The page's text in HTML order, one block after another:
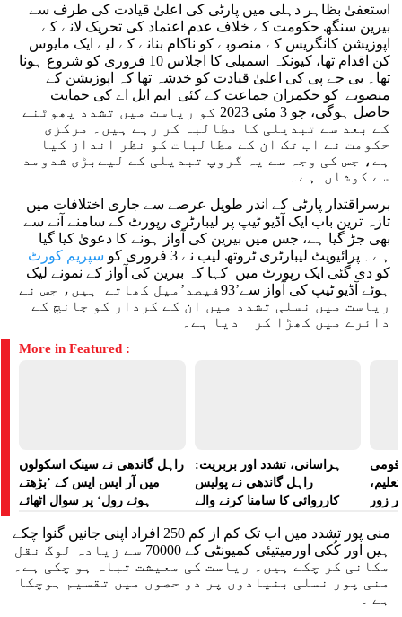
استعفیٰ بظاہر دہلی میں پارٹی کی اعلیٰ قیادت کی طرف سے
بیرین سنگھ حکومت کے خلاف عدم اعتماد کی تحریک لانے کے
اپوزیشن کانگریس کے منصوبے کو ناکام بنانے کے لیے ایک مایوس
کن اقدام تھا، کیونکہ اسمبلی کا اجلاس 10 فروری کو شروع ہونا
تھا۔ بی جے پی کی اعلیٰ قیادت کو خدشہ تھا کہ اپوزیشن کے
منصوبے کو حکمران جماعت کے کئی ایم ایل اے کی حمایت
حاصل ہوگی، جو 3 مئی 2023 کو ریاست میں تشدد پھوٹنے
کے بعد سے تبدیلی کا مطالبہ کر رہے ہیں۔ مرکزی
حکومت نے اب تک ان کے مطالبات کو نظر انداز کیا
ہے، جس کی وجہ سے یہ گروپ تبدیلی کے لیےبڑی شدومد
سے کوشاں ہے۔
برسراقتدار پارٹی کے اندر طویل عرصے سے جاری اختلافات میں
تازہ ترین باب ایک آڈیو ٹیپ پر لیبارٹری رپورٹ کے سامنے آنے سے
بھی جڑ گیا ہے، جس میں بیرین کی آواز ہونے کا دعویٰ کیا گیا
ہے۔ پرائیویٹ لیبارٹری ٹروتھ لیب نے 3 فروری کو
سپریم کورٹ
کو دی گئی ایک رپورٹ میں کہا کہ بیرین کی آواز کے نمونے لیک
ہوئے آڈیو ٹیپ کی آواز سے’93فیصد’میل کھاتے ہیں، جس نے
ریاست میں نسلی تشدد میں ان کے کردار کو جانچ کے
دائرے میں کھڑا کر دیا ہے۔
More in Featured :
راہل گاندھی نے سینک اسکولوں
میں آر ایس ایس کے ’بڑھتے
ہوئے رول‘ پر سوال اٹھائے
ہراسانی، تشدد اور بربریت:
راہل گاندھی نے پولیس
کارروائی کا سامنا کرنے والے
قومی
زور
منی پور تشدد میں اب تک کم از کم 250 افراد اپنی جانیں گنوا چکے
ہیں اور کُکی اورمیتیئی کمیونٹی کے 70000 سے زیادہ لوگ نقل
مکانی کر چکے ہیں۔ ریاست کی معیشت تباہ ہو چکی ہے۔
منی پور نسلی بنیادوں پر دو حصوں میں تقسیم ہوچکا
ہے ۔